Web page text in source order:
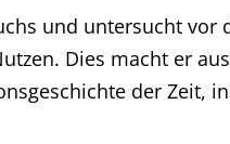
und untersucht
Dies macht er
der Zeit,